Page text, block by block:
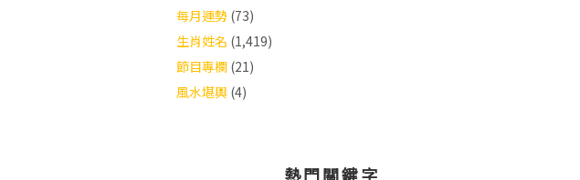
每月運勢 (73)
生肖姓名 (1,419)
節目專欄 (21)
風水堪輿 (4)
熱門關鍵字